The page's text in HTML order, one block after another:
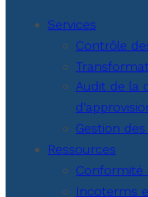
Services
Contrôle
Audit de la
Gestion
Ressources
Conformité
Incoterms